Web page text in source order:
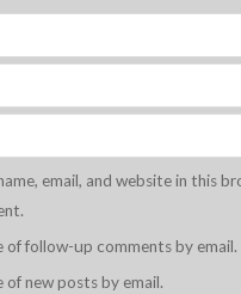
email, and website in this
of follow-up comments by email.
of new posts by email.